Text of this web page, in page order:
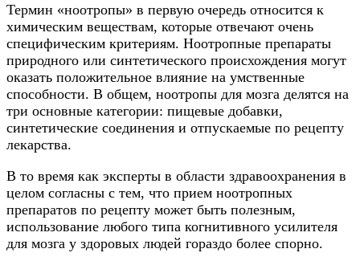
Термин «ноотропы» в первую очередь относится к
химическим веществам, которые отвечают очень
специфическим критериям. Ноотропные препараты
природного или синтетического происхождения могут
оказать положительное влияние на умственные
способности. В общем, ноотропы для мозга делятся на
три основные категории: пищевые добавки,
синтетические соединения и отпускаемые по рецепту
лекарства.
В то время как эксперты в области здравоохранения в
целом согласны с тем, что прием ноотропных
препаратов по рецепту может быть полезным,
использование любого типа когнитивного усилителя
для мозга у здоровых людей гораздо более спорно.